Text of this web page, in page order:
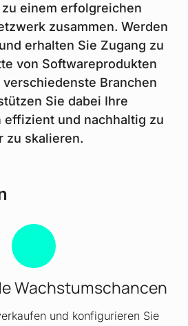
einem erfolgreichen
zusammen. Werden
erhalten Sie Zugang zu
von Softwareprodukten
Branchen
Sie dabei Ihre
effizient und nachhaltig zu
zu skalieren.
Wachstumschancen
und konfigurieren Sie